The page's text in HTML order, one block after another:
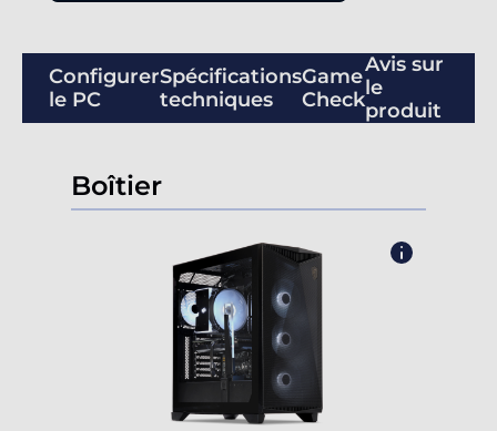
Configurer
le PC
Spécifications
techniques
Game
Check
Avis sur
le
produit
Boîtier